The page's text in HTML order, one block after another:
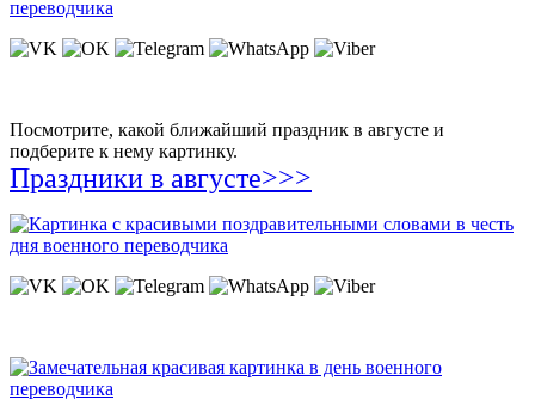
Посмотрите, какой ближайший праздник в августе и
подберите к нему картинку.
Праздники в августе>>>